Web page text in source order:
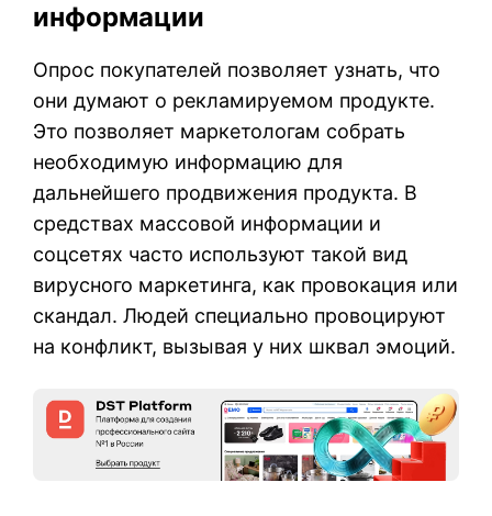
информации
Опрос покупателей позволяет узнать, что
они думают о рекламируемом продукте.
Это позволяет маркетологам собрать
необходимую информацию для
дальнейшего продвижения продукта. В
средствах массовой информации и
соцсетях часто используют такой вид
вирусного маркетинга, как провокация или
скандал. Людей специально провоцируют
на конфликт, вызывая у них шквал эмоций.